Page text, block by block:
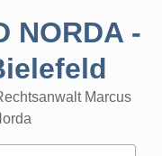
NORDA -
Marcus